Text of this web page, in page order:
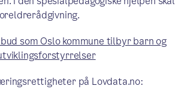
som Oslo kommune tilbyr barn og
på Lovdata.no: